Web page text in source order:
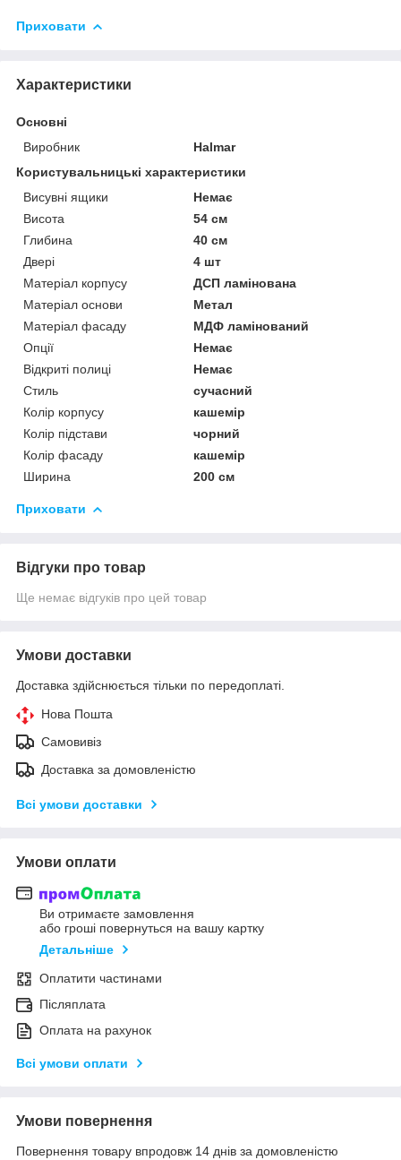
Приховати
Характеристики
Основні
Виробник
Halmar
Користувальницькі характеристики
Висувні ящики
Немає
Висота
54 см
Глибина
40 см
Двері
4 шт
Матеріал корпусу
ДСП ламінована
Матеріал основи
Метал
Матеріал фасаду
МДФ ламінований
Опції
Немає
Відкриті полиці
Немає
Стиль
сучасний
Колір корпусу
кашемір
Колір підстави
чорний
Колір фасаду
кашемір
Ширина
200 см
Приховати
Відгуки про товар
Ще немає відгуків про цей товар
Умови доставки
Доставка здійснюється тільки по передоплаті.
Нова Пошта
Самовивіз
Доставка за домовленістю
Всі умови доставки
Умови оплати
Ви отримаєте замовлення
або гроші повернуться на вашу картку
Детальніше
Оплатити частинами
Післяплата
Оплата на рахунок
Всі умови оплати
Умови повернення
Повернення товару впродовж 14 днів за домовленістю